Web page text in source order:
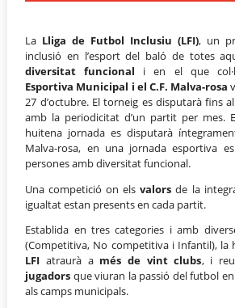
La Lliga de Futbol Inclusiu (LFI), un
inclusió en l’esport del baló de totes
diversitat funcional i en el que
Esportiva Municipal i el C.F. Malva-rosa
27 d’octubre. El torneig es disputarà fins
amb la periodicitat d’un partit per mes.
huitena jornada es disputarà
Malva-rosa, en una jornada esportiva
persones amb diversitat funcional.
Una competició on elsvalors de la
igualtat estan presents en cada partit.
Establida en tres categories i amb
(Competitiva, No competitiva i Infantil), la
LFI atraurà a més de vint clubs, i
jugadors que viuran la passió del futbol
als camps municipals.